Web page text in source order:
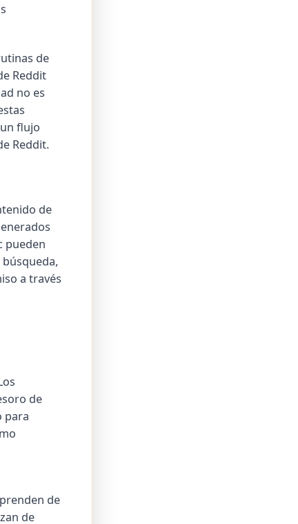
de
Reddit
no es
flujo
Reddit.
de
pueden
a través
de
para
de
de